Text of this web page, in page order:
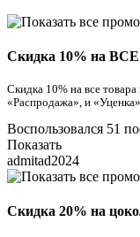
Скидка 10% на ВСЕ
Скидка 10% на все
«Распродажа», и
Воспользовался 51
Показать
admitad2024
Скидка 20% на